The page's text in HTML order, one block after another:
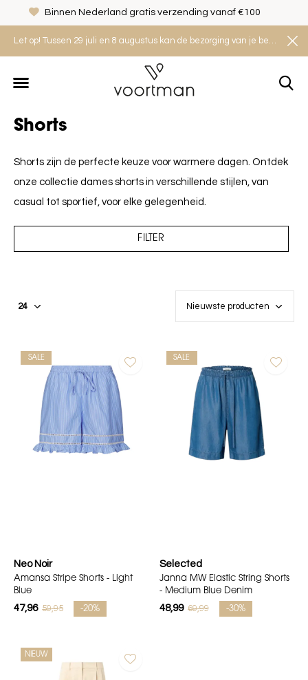
Let op! Tussen 29 juli en 8 augustus kan de bezorging van je bestelling iets langer duren. Houd rekening met een levertijd van 2 tot 4 werkdagen.
Binnen Nederland gratis verzending vanaf €100
Shorts
Shorts zijn de perfecte keuze voor warmere dagen. Ontdek
onze collectie dames shorts in verschillende stijlen, van
casual tot sportief, voor elke gelegenheid.
FILTER
SALE
Neo Noir
Amansa Stripe Shorts - Light
Blue
47,96 59,95 -20%
SALE
Selected
Janna MW Elastic String Shorts
- Medium Blue Denim
48,99 69,99 -30%
NIEUW